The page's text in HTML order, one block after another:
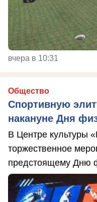
вчера в 10:31
Общество
Спортивную
накануне Дня
В Центре культуры
торжественное
предстоящему Дню